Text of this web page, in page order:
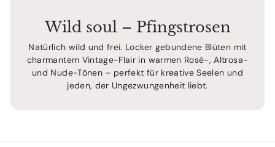
Wild soul – Pfingstrosen
Natürlich wild und frei. Locker gebundene Blüten mit
charmantem Vintage-Flair in warmen Rosé-, Altrosa-
und Nude-Tönen – perfekt für kreative Seelen und
jeden, der Ungezwungenheit liebt.